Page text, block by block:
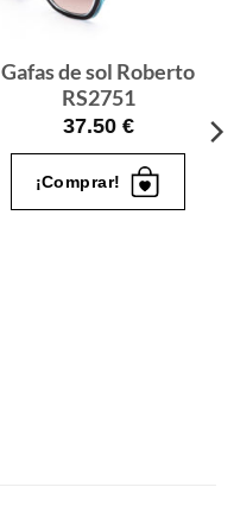
Gafas de sol Roberto
RS2751
37.50 €
¡Comprar!